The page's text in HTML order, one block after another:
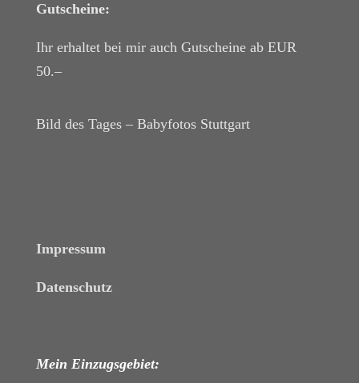
Gutscheine:
Ihr erhaltet bei mir auch Gutscheine ab EUR
50.–
Bild des Tages – BabyfotosStuttgart
Impressum
Datenschutz
Mein Einzugsgebiet: